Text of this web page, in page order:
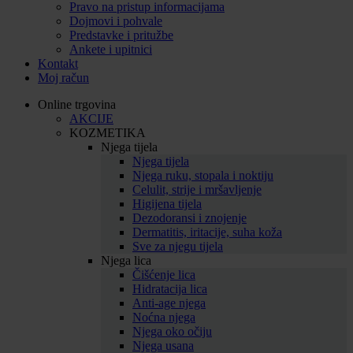
Pravo na pristup informacijama
Dojmovi i pohvale
Predstavke i pritužbe
Ankete i upitnici
Kontakt
Moj račun
Online trgovina
AKCIJE
KOZMETIKA
Njega tijela
Njega tijela
Njega ruku, stopala i noktiju
Celulit, strije i mršavljenje
Higijena tijela
Dezodoransi i znojenje
Dermatitis, iritacije, suha koža
Sve za njegu tijela
Njega lica
Čišćenje lica
Hidratacija lica
Anti-age njega
Noćna njega
Njega oko očiju
Njega usana